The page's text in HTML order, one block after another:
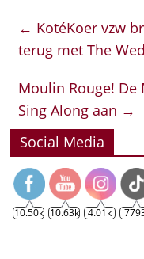
← KotéKoer vzw
terug met The
Moulin Rouge!
Sing Along aan →
Social Media
10.50k 10.63k 4.01k